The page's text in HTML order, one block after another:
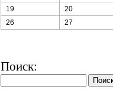
19
20
26
27
Поиск: